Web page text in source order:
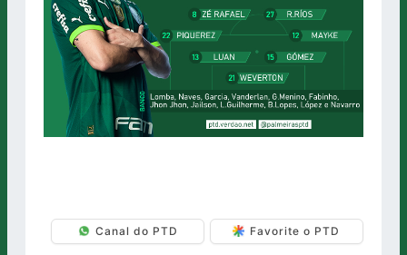
Canal do PTD Favorite o PTD